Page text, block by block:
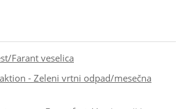
Farant veselica
- Zeleni vrtni odpad/mesečna